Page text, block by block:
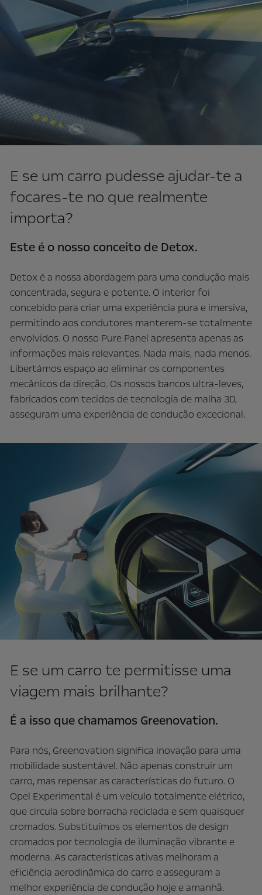
E se um carro pudesse ajudar-te a
focares-te no que realmente
importa?
Este é o nosso conceito de Detox.
Detox é a nossa abordagem para uma condução mais
concentrada, segura e potente. O interior foi
concebido para criar uma experiência pura e imersiva,
permitindo aos condutores manterem-se totalmente
envolvidos. O nosso Pure Panel apresenta apenas as
informações mais relevantes. Nada mais, nada menos.
Libertámos espaço ao eliminar os componentes
mecânicos da direção. Os nossos bancos ultra-leves,
fabricados com tecidos de tecnologia de malha 3D,
asseguram uma experiência de condução excecional.
E se um carro te permitisse uma
viagem mais brilhante?
É a isso que chamamos Greenovation.
Para nós, Greenovation significa inovação para uma
mobilidade sustentável. Não apenas construir um
carro, mas repensar as características do futuro. O
Opel Experimental é um veículo totalmente elétrico,
que circula sobre borracha reciclada e sem quaisquer
cromados. Substituímos os elementos de design
cromados por tecnologia de iluminação vibrante e
moderna. As características ativas melhoram a
eficiência aerodinâmica do carro e asseguram a
melhor experiência de condução hoje e amanhã.